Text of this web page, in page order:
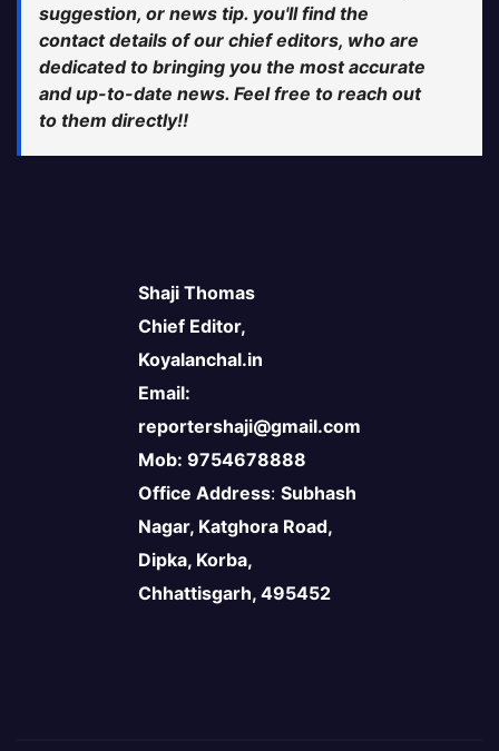
suggestion, or news tip. you'll find the
contact details of our chief editors, who are
dedicated to bringing you the most accurate
and up-to-date news. Feel free to reach out
to them directly!!
Shaji Thomas
Chief Editor,
Koyalanchal.in
Email:
reportershaji@gmail.com
Mob: 9754678888
Office Address: Subhash
Nagar, Katghora Road,
Dipka, Korba,
Chhattisgarh, 495452